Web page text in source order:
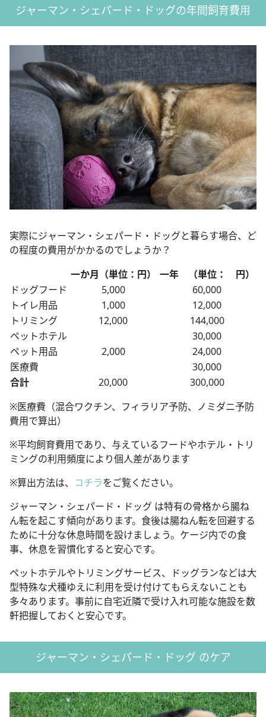
ジャーマン・シェパード・ドッグの年間飼育費用
実際にジャーマン・シェパード・ドッグと暮らす場合、ど
の程度の費用がかかるのでしょうか？
一か月（単位：円）
一年 （単位： 円）
ドッグフード
5,000
60,000
トイレ用品
1,000
12,000
トリミング
12,000
144,000
ペットホテル
30,000
ペット用品
2,000
24,000
医療費
30,000
合計
20,000
300,000
※医療費（混合ワクチン、フィラリア予防、ノミダニ予防
費用で算出）
※平均飼育費用であり、与えているフードやホテル・トリ
ミングの利用頻度により個人差があります
※算出方法は、 コチラをご覧ください。
ジャーマン・シェパード・ドッグ は特有の骨格から腸ね
ん転を起こす傾向があります。食後は腸ねん転を回避する
ために十分な休息時間を設けましょう。ケージ内での食
事、休息を習慣化すると安心です。
ペットホテルやトリミングサービス、ドッグランなどは大
型特殊な犬種ゆえに利用を受け付けてもらえないことも
多々あります。事前に自宅近隣で受け入れ可能な施設を数
軒把握しておくと安心です。
ジャーマン・シェパード・ドッグ のケア